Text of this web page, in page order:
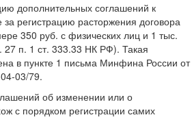
дополнительных соглашений к
регистрацию расторжения договора
350 руб. с физических лиц и 1 тыс.
27 п. 1 ст. 333.33 НК РФ). Такая
в пункте 1 письма Минфина России от
03/79.
об изменении или о
с порядком регистрации самих